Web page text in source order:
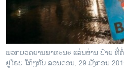
ທຸລະກິດ
ພາສາອັງກິດ
ວີດີໂອ
ສຽງ
ພວກບວດ​ຍານ​ພາ​ຫະ​ນະ ແລ່ນ​ຜ່ານ ປ້າຍ ທີ່​
ຢູ​ໂຣບ ​ໃກ້ໆ​ກັບ ລອນດອນ, 29 ມັງ​ກອນ